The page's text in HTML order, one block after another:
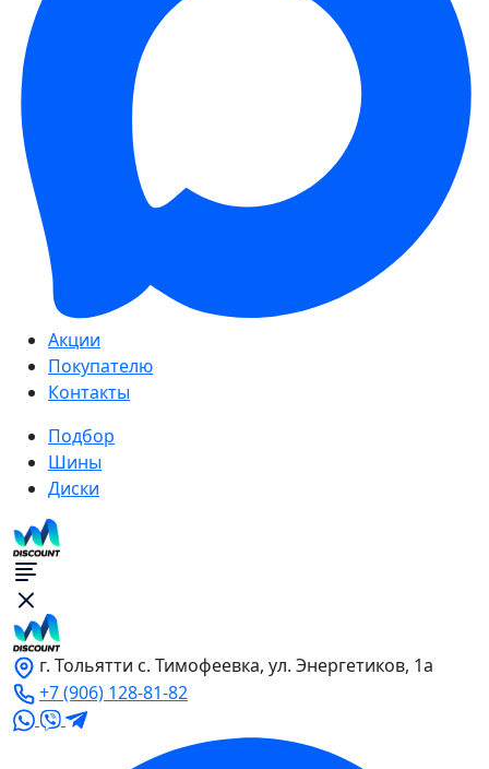
Акции
Покупателю
Контакты
Подбор
Шины
Диски
г. Тольятти с. Тимофеевка, ул. Энергетиков, 1а
+7 (906) 128-81-82